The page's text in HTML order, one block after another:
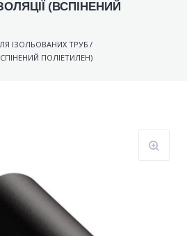
(ВСПІНЕНИЙ
ІЗОЛЬОВАНИХ ТРУБ /
ПОЛІЕТИЛЕН)